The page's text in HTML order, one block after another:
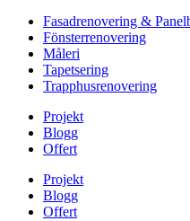
Fasadrenovering &
Fönsterrenovering
Måleri
Tapetsering
Trapphusrenovering
Projekt
Blogg
Offert
Projekt
Blogg
Offert